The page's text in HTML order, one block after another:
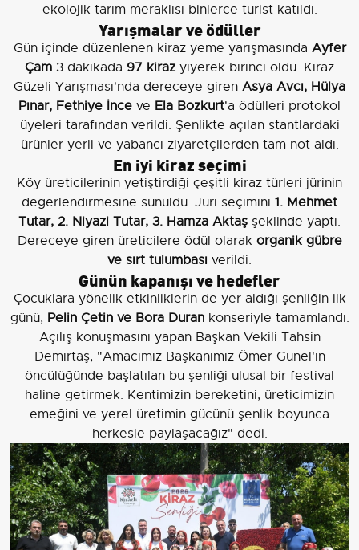
ekolojik tarım meraklısı binlerce turist katıldı.
Yarışmalar ve ödüller
Gün içinde düzenlenen kiraz yeme yarışmasında Ayfer
Çam 3 dakikada 97 kiraz yiyerek birinci oldu. Kiraz
Güzeli Yarışması'nda dereceye giren Asya Avcı, Hülya
Pınar, Fethiye İnce ve Ela Bozkurt'a ödülleri protokol
üyeleri tarafından verildi. Şenlikte açılan stantlardaki
ürünler yerli ve yabancı ziyaretçilerden tam not aldı.
En iyi kiraz seçimi
Köy üreticilerinin yetiştirdiği çeşitli kiraz türleri jürinin
değerlendirmesine sunuldu. Jüri seçimini 1. Mehmet
Tutar, 2. Niyazi Tutar, 3. Hamza Aktaş şeklinde yaptı.
Dereceye giren üreticilere ödül olarak organik gübre
ve sırt tulumbası verildi.
Günün kapanışı ve hedefler
Çocuklara yönelik etkinliklerin de yer aldığı şenliğin ilk
günü, Pelin Çetin ve Bora Durankonseriyle tamamlandı.
Açılış konuşmasını yapan Başkan Vekili Tahsin
Demirtaş, "Amacımız Başkanımız Ömer Günel'in
öncülüğünde başlatılan bu şenliği ulusal bir festival
haline getirmek. Kentimizin bereketini, üreticimizin
emeğini ve yerel üretimin gücünü şenlik boyunca
herkesle paylaşacağız" dedi.